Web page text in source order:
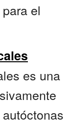
el
es una